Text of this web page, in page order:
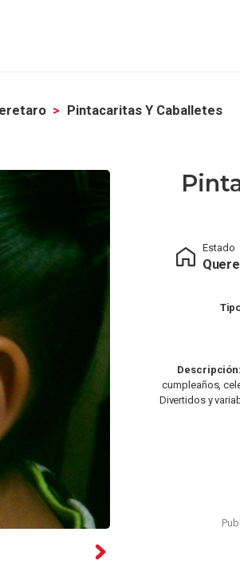
Pintacaritas Y Caballetes
Estado
cumpleaños,
Divertidos y